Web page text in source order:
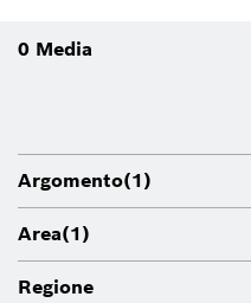
0 Media
Argomento(1)
Area(1)
Regione